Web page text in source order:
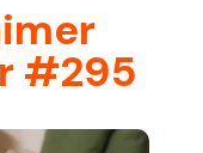
#295